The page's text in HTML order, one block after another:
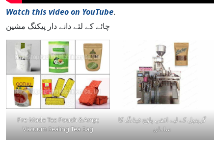
Watch this video on YouTube.
چائے کے لئے دانے دار پیکنگ مشین
Pre-Made Tea Pouch &Amp;
Vacuum Sealing Tea Bag
گرینول کے لیے افقی پاؤچ فیڈنگ کا
سامان